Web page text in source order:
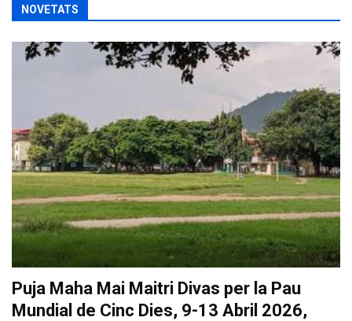
NOVETATS
Puja Maha Mai Maitri Divas per la Pau
Mundial de Cinc Dies, 9-13 Abril 2026,